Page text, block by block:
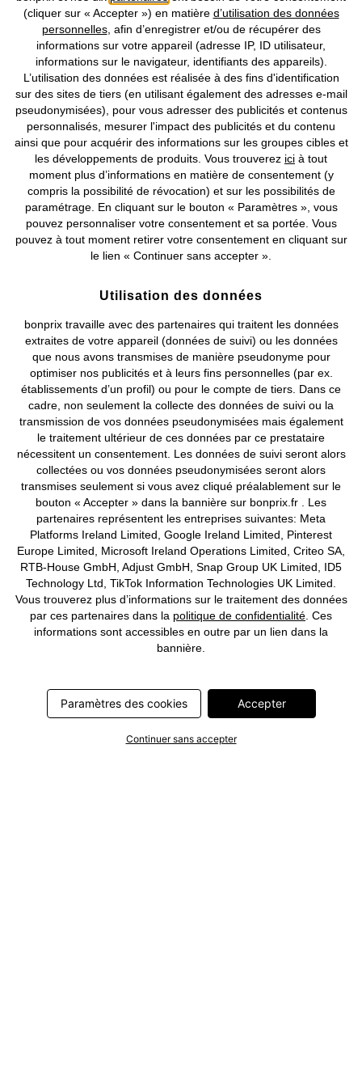
partie de volley, flâner sur le sable, plonger dans la piscine ou faire
une balade en ville, ils vous accompagneront tout l’été.
Des maillots de bain pour homme hauts en
couleur
Les débardeurs et les maillots de bain pour homme de chez bonprix
ont tout pour plaire. Esthétiques, confortables et pratiques, ils vont
devenir vos meilleurs compagnons pour vos prochaines vacances au
bord de l’eau. Nos prix attractifs et l’achat par lot vous permettront
de faire de belles économies avant le grand départ. Renouvelez vos
maillots de bain et bien plus encore grâce à notre boutique en ligne !
Nos Moyens de Paiement
Nos Services
Nos Collections
Notre Entreprise
Retrouvez bonprix sur
Prix indiqués TVA comprise avec en sus frais de port & de service
CGV Données personnelles Paramètres des cookies
Mentions légales Résilier le contrat
© 2026 bonprix.Tous droits réservés.
Deutsch Français
(cliquer sur « Accepter ») en matière d’utilisation des données
personnelles, afin d’enregistrer et/ou de récupérer des
informations sur votre appareil (adresse IP, ID utilisateur,
informations sur le navigateur, identifiants des appareils).
L’utilisation des données est réalisée à des fins d'identification
sur des sites de tiers (en utilisant également des adresses e-mail
pseudonymisées), pour vous adresser des publicités et contenus
personnalisés, mesurer l'impact des publicités et du contenu
ainsi que pour acquérir des informations sur les groupes cibles et
les développements de produits. Vous trouverez ici à tout
moment plus d’informations en matière de consentement (y
compris la possibilité de révocation) et sur les possibilités de
paramétrage. En cliquant sur le bouton « Paramètres », vous
pouvez personnaliser votre consentement et sa portée. Vous
pouvez à tout moment retirer votre consentement en cliquant sur
le lien « Continuer sans accepter ».
Utilisation des données
bonprix travaille avec des partenaires qui traitent les données
extraites de votre appareil (données de suivi) ou les données
que nous avons transmises de manière pseudonyme pour
optimiser nos publicités et à leurs fins personnelles (par ex.
établissements d’un profil) ou pour le compte de tiers. Dans ce
cadre, non seulement la collecte des données de suivi ou la
transmission de vos données pseudonymisées mais également
le traitement ultérieur de ces données par ce prestataire
nécessitent un consentement. Les données de suivi seront alors
collectées ou vos données pseudonymisées seront alors
transmises seulement si vous avez cliqué préalablement sur le
bouton « Accepter » dans la bannière sur bonprix.fr . Les
partenaires représentent les entreprises suivantes: Meta
Platforms Ireland Limited, Google Ireland Limited, Pinterest
Europe Limited, Microsoft Ireland Operations Limited, Criteo SA,
RTB-House GmbH, Adjust GmbH, Snap Group UK Limited, ID5
Technology Ltd, TikTok Information Technologies UK Limited.
Vous trouverez plus d’informations sur le traitement des données
par ces partenaires dans la politique de confidentialité . Ces
informations sont accessibles en outre par un lien dans la
bannière.
Paramètres des cookies Accepter
Continuer sans accepter